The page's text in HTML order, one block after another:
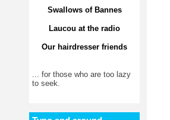
Swallows of Bannes
Laucou at the radio
Our hairdresser friends
... for those who are too lazy
to seek.